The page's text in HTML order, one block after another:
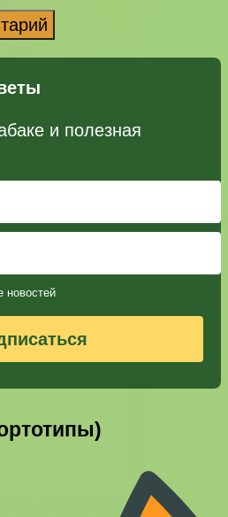
и полезная
новостей